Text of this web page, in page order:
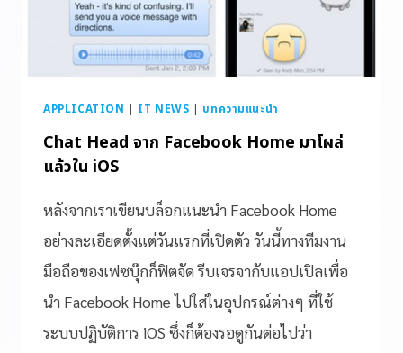
APPLICATION | IT NEWS | บทความแนะนำ
Chat Head จาก Facebook Home มาโผล่
แล้วใน iOS
หลังจากเราเขียนบล็อกแนะนำ Facebook Home
อย่างละเอียดตั้งแต่วันแรกที่เปิดตัว วันนี้ทางทีมงาน
มือถือของเฟซบุ๊กก็ฟิตจัด รีบเจรจากับแอปเปิลเพื่อ
นำ Facebook Home ไปใส่ในอุปกรณ์ต่างๆ ที่ใช้
ระบบปฏิบัติการ iOS ซึ่งก็ต้องรอดูกันต่อไปว่า